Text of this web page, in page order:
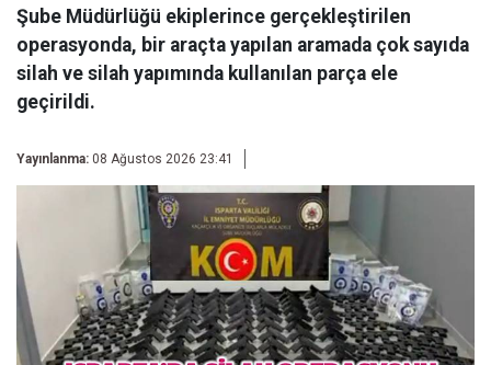
Şube Müdürlüğü ekiplerince gerçekleştirilen
operasyonda, bir araçta yapılan aramada çok sayıda
silah ve silah yapımında kullanılan parça ele
geçirildi.
Yayınlanma: 08 Ağustos 2026 23:41